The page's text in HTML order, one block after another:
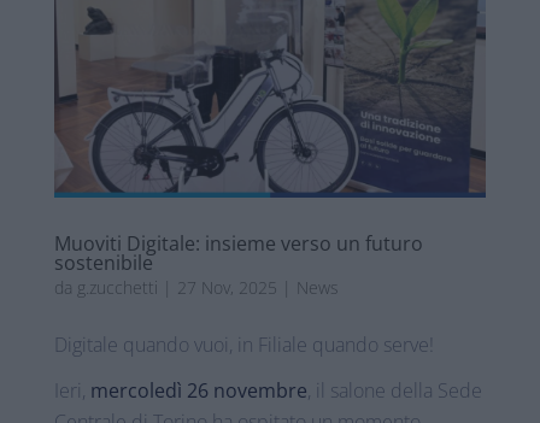
Muoviti Digitale: insieme verso un futuro
sostenibile
da g.zucchetti 27 Nov, 2025 News
Digitale quando vuoi, in Filiale quando serve!
Ieri, mercoledì 26 novembre, il salone della Sede